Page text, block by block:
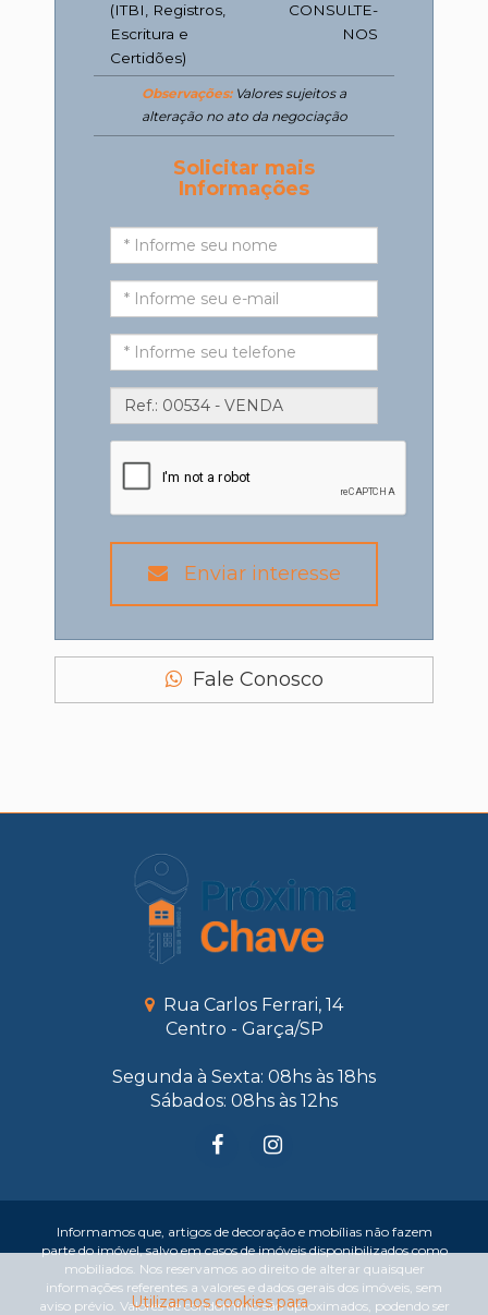
(ITBI, Registros,
Escritura e
Certidões)
CONSULTE-
NOS
Observações:Valores sujeitos a
alteração no ato da negociação
Solicitar mais
Informações
Enviar interesse
Fale Conosco
Rua Carlos Ferrari, 14
Centro - Garça/SP
Segunda à Sexta: 08hs às 18hs
Sábados: 08hs às 12hs
Informamos que, artigos de decoração e mobílias não fazem
parte do imóvel, salvo em casos de imóveis disponibilizados como
mobiliados. Nos reservamos ao direito de alterar quaisquer
informações referentes a valores e dados gerais dos imóveis, sem
aviso prévio. Valores de condomínio são aproximados, podendo ser
Utilizamos cookies para